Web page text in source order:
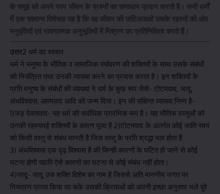
के समूह को अपने परम जीवन के प्रश्नों का समाधान प्रदान करती है। सभी धर्मों
में एक सामान्य विशेषता यह है कि वह जीवन की जटिलताओं उसके रहस्यों की ओर
मनुवृतियों एवं भावनात्मक अनुभूतियों में मिश्रण का प्रतिनिधित्व करते हैं।
उत्तर2 धर्म का स्वरूप
धर्म ने मनुष्य के भौतिक व सामाजिक पर्यावरण की शक्तियों के साथ उसके संबंधों
को नियंत्रित तथा उनकी व्याख्या करने का प्रयास करता है। इन शक्तियों के
प्रति मनुष्य के संबंधों की व्याख्या ने धर्म के कुछ रूप जैसे- टोटमवाद, जादू,
अंधविश्वास, आत्मवाद आदि को जन्म दिया। इन की संक्षिप्त व्याख्या निम्न है-
1)जड़ देवतावाद- यह धर्म की सर्वाधिक प्रारंभिक रूप है। यह भौतिक वस्तुओं को
उनकी रहस्यमई शक्तियों के कारण पूजा है 2)टोटमवाद के अंतर्गत कोई जाति स्वयं
को किसी वस्तु से संबंध मानती है जिस वस्तु के प्रति श्रद्धा भाव होता है
3) अंधविश्वास एक दृढ़ विश्वास है की किन्ही कारणों के घटित हो जाने से कोई
घटना होगी यद्यपि ऐसे कारणों का घटना से कोई संबंध नहीं होता।
4)जादू- जादू उस शक्ति विशेष का नाम है जिससे अति माननीय जगत पर
नियंत्रण प्राप्त किया जा सके उसकी क्रियाओं को अपनी इच्छा अनुसार भले बुरे